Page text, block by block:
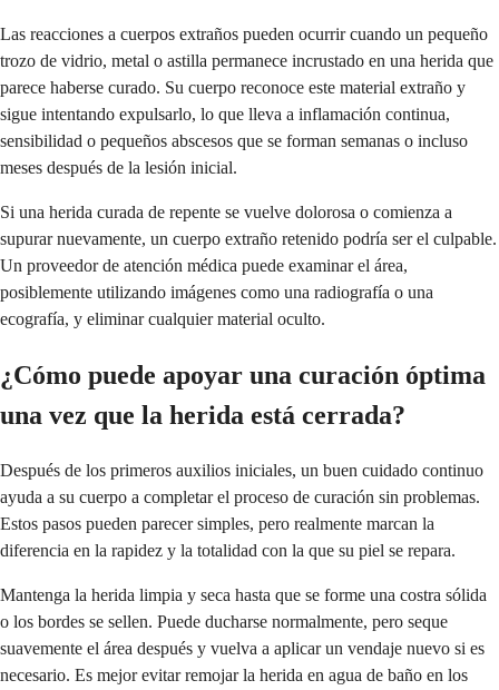
Las reacciones a cuerpos extraños pueden ocurrir cuando un pequeño
trozo de vidrio, metal o astilla permanece incrustado en una herida que
parece haberse curado. Su cuerpo reconoce este material extraño y
sigue intentando expulsarlo, lo que lleva a inflamación continua,
sensibilidad o pequeños abscesos que se forman semanas o incluso
meses después de la lesión inicial.
Si una herida curada de repente se vuelve dolorosa o comienza a
supurar nuevamente, un cuerpo extraño retenido podría ser el culpable.
Un proveedor de atención médica puede examinar el área,
posiblemente utilizando imágenes como una radiografía o una
ecografía, y eliminar cualquier material oculto.
¿Cómo puede apoyar una curación óptima
una vez que la herida está cerrada?
Después de los primeros auxilios iniciales, un buen cuidado continuo
ayuda a su cuerpo a completar el proceso de curación sin problemas.
Estos pasos pueden parecer simples, pero realmente marcan la
diferencia en la rapidez y la totalidad con la que su piel se repara.
Mantenga la herida limpia y seca hasta que se forme una costra sólida
o los bordes se sellen. Puede ducharse normalmente, pero seque
suavemente el área después y vuelva a aplicar un vendaje nuevo si es
necesario. Es mejor evitar remojar la herida en agua de baño en los